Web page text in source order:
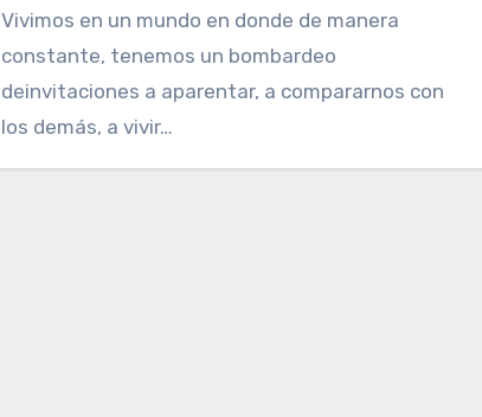
Vivimos en un mundo en donde de manera
constante, tenemos un bombardeo
deinvitaciones a aparentar, a compararnos con
los demás, a vivir…